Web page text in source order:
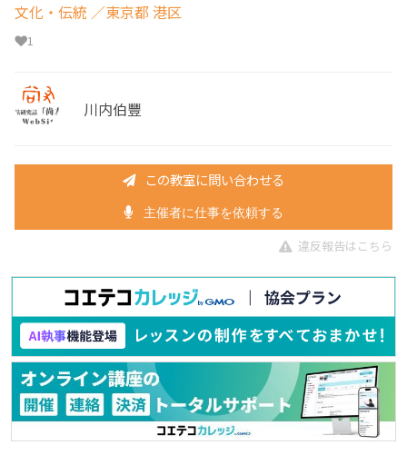
文化・伝統 ／東京都 港区
1
川内伯豐
この教室に問い合わせる
主催者に仕事を依頼する
違反報告はこちら